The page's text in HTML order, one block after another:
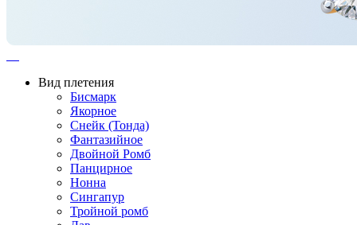
Вид плетения
Бисмарк
Якорное
Снейк (Тонда)
Фантазийное
Двойной Ромб
Панцирное
Нонна
Сингапур
Тройной ромб